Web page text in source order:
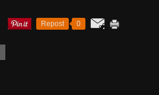
Repost 0